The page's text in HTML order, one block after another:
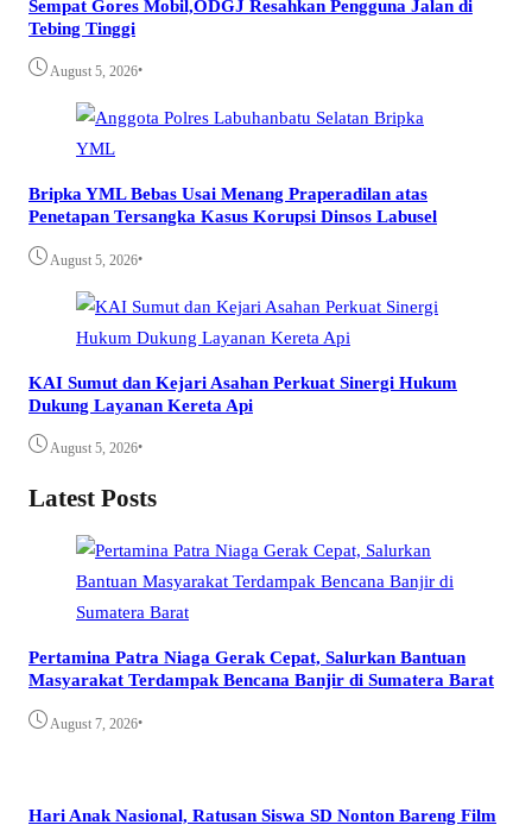
Sempat Gores Mobil,ODGJ Resahkan Pengguna Jalan di
Tebing Tinggi
August 5, 2026•
Bripka YML Bebas Usai Menang Praperadilan atas
Penetapan Tersangka Kasus Korupsi Dinsos Labusel
August 5, 2026•
KAI Sumut dan Kejari Asahan Perkuat Sinergi Hukum
Dukung Layanan Kereta Api
August 5, 2026•
Latest Posts
Pertamina Patra Niaga Gerak Cepat, Salurkan Bantuan
Masyarakat Terdampak Bencana Banjir di Sumatera Barat
August 7, 2026•
Hari Anak Nasional, Ratusan Siswa SD Nonton Bareng Film